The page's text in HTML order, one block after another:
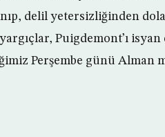
delil yetersizliğinden
Puigdemont’ı isyan
Perşembe günü Alman